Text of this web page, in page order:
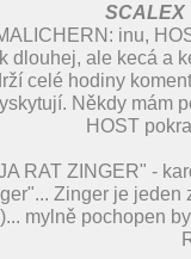
SCALEX
inu,
dlouhej, ale kecá a
celé hodiny
Někdy mám
HOST
RAT ZINGER" -
Zinger je jeden
mylně pochopen